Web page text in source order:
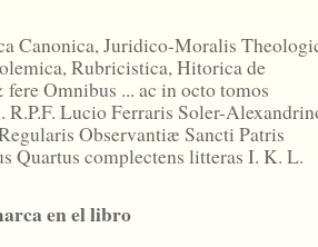
Canonica, Juridico-Moralis
Rubricistica, Hitorica de
Omnibus ... ac in octo tomos
R.P.F. Lucio Ferraris Soler-
Observantiæ Sancti Patris
Quartus complectens litteras I. K. L.
en el libro